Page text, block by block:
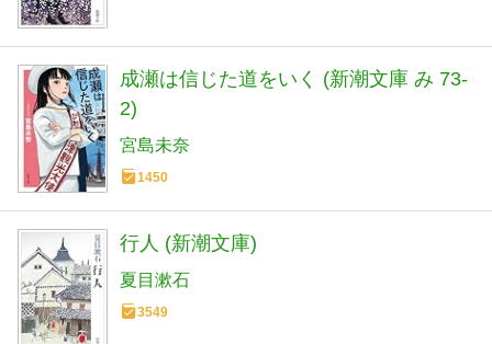
成瀬は信じた道をいく (新潮文庫 み 73-
2)
宮島未奈
1450
行人 (新潮文庫)
夏目漱石
3549